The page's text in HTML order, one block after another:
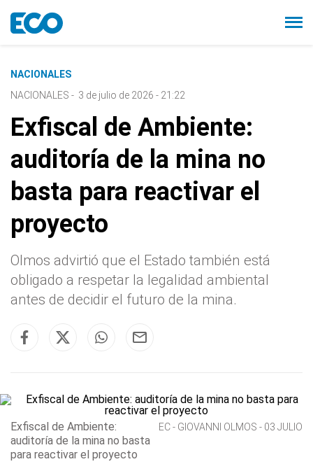
NACIONALES
NACIONALES - 3 de julio de 2026 - 21:22
Exfiscal de Ambiente:
auditoría de la mina no
basta para reactivar el
proyecto
Olmos advirtió que el Estado también está
obligado a respetar la legalidad ambiental
antes de decidir el futuro de la mina.
Exfiscal de Ambiente:
auditoría de la mina no basta
para reactivar el proyecto
EC - GIOVANNI OLMOS - 03 JULIO